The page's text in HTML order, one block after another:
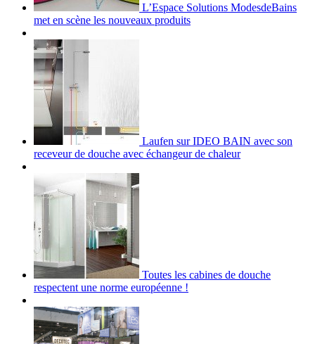
L’Espace Solutions ModesdeBains
met en scène les nouveaux produits
Laufen sur IDEO BAIN avec son
receveur de douche avec échangeur de chaleur
Toutes les cabines de douche
respectent une norme européenne !